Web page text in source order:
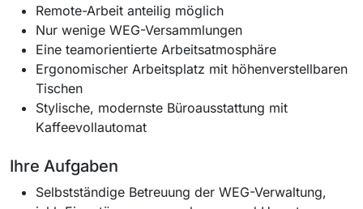
Remote-Arbeit anteilig möglich
Nur wenige WEG-Versammlungen
Eine teamorientierte Arbeitsatmosphäre
Ergonomischer Arbeitsplatz mit höhenverstellbaren
Tischen
Stylische, modernste Büroausstattung mit
Kaffeevollautomat
Ihre Aufgaben
Selbstständige Betreuung der WEG-Verwaltung,